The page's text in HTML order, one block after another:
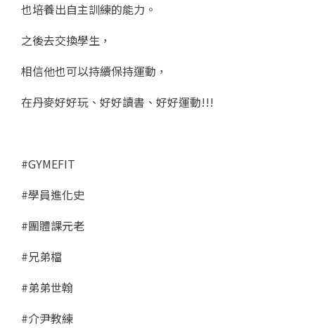
也培養出自主訓練的能力。
之後去交換學生，
相信他也可以持續保持運動，
在丹麥好好玩、好好讀書、好好運動!!!
#GYMEFIT
#學員進化史
#團體課元老
#兄弟檔
#弟弟世翰
#介尹教練